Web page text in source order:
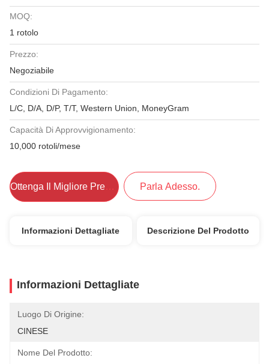
MOQ:
1 rotolo
Prezzo:
Negoziabile
Condizioni Di Pagamento:
L/C, D/A, D/P, T/T, Western Union, MoneyGram
Capacità Di Approvvigionamento:
10,000 rotoli/mese
Ottenga Il Migliore Prezzo Parla Adesso.
Informazioni Dettagliate Descrizione Del Prodotto
Informazioni Dettagliate
Luogo Di Origine:
CINESE
Nome Del Prodotto: